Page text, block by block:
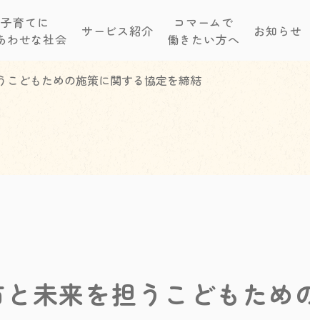
子育てに
わせな社会
サービス紹介
コマームで
働きたい方へ
お知らせ
こどもための施策に関する協定を締結
未来を担うこどもため